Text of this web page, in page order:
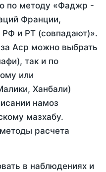
по методу «Фаджр -
Франции,
и РТ (совпадают)».
Аср можно выбрать
так и по
или
Ханбали)
намоз
мазхабу.
расчета
в наблюдениях и